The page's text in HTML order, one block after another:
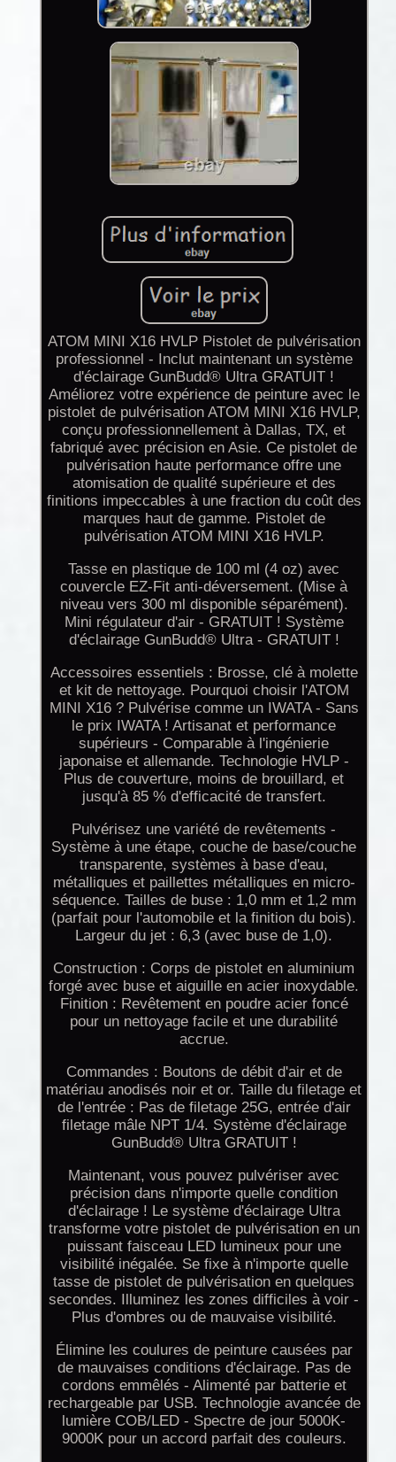
ATOM MINI X16 HVLP Pistolet de pulvérisation
professionnel - Inclut maintenant un système
d'éclairage GunBudd® Ultra GRATUIT !
Améliorez votre expérience de peinture avec le
pistolet de pulvérisation ATOM MINI X16 HVLP,
conçu professionnellement à Dallas, TX, et
fabriqué avec précision en Asie. Ce pistolet de
pulvérisation haute performance offre une
atomisation de qualité supérieure et des
finitions impeccables à une fraction du coût des
marques haut de gamme. Pistolet de
pulvérisation ATOM MINI X16 HVLP.
Tasse en plastique de 100 ml (4 oz) avec
couvercle EZ-Fit anti-déversement. (Mise à
niveau vers 300 ml disponible séparément).
Mini régulateur d'air - GRATUIT ! Système
d'éclairage GunBudd® Ultra - GRATUIT !
Accessoires essentiels : Brosse, clé à molette
et kit de nettoyage. Pourquoi choisir l'ATOM
MINI X16 ? Pulvérise comme un IWATA - Sans
le prix IWATA ! Artisanat et performance
supérieurs - Comparable à l'ingénierie
japonaise et allemande. Technologie HVLP -
Plus de couverture, moins de brouillard, et
jusqu'à 85 % d'efficacité de transfert.
Pulvérisez une variété de revêtements -
Système à une étape, couche de base/couche
transparente, systèmes à base d'eau,
métalliques et paillettes métalliques en micro-
séquence. Tailles de buse : 1,0 mm et 1,2 mm
(parfait pour l'automobile et la finition du bois).
Largeur du jet : 6,3 (avec buse de 1,0).
Construction : Corps de pistolet en aluminium
forgé avec buse et aiguille en acier inoxydable.
Finition : Revêtement en poudre acier foncé
pour un nettoyage facile et une durabilité
accrue.
Commandes : Boutons de débit d'air et de
matériau anodisés noir et or. Taille du filetage et
de l'entrée : Pas de filetage 25G, entrée d'air
filetage mâle NPT 1/4. Système d'éclairage
GunBudd® Ultra GRATUIT !
Maintenant, vous pouvez pulvériser avec
précision dans n'importe quelle condition
d'éclairage ! Le système d'éclairage Ultra
transforme votre pistolet de pulvérisation en un
puissant faisceau LED lumineux pour une
visibilité inégalée. Se fixe à n'importe quelle
tasse de pistolet de pulvérisation en quelques
secondes. Illuminez les zones difficiles à voir -
Plus d'ombres ou de mauvaise visibilité.
Élimine les coulures de peinture causées par
de mauvaises conditions d'éclairage. Pas de
cordons emmêlés - Alimenté par batterie et
rechargeable par USB. Technologie avancée de
lumière COB/LED - Spectre de jour 5000K-
9000K pour un accord parfait des couleurs.